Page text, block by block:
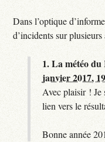
Dans l’optique
d’incidents sur plusieurs
1.La météo
janvier 2017,
Avec plaisir ! Je
lien vers le
Bonne année